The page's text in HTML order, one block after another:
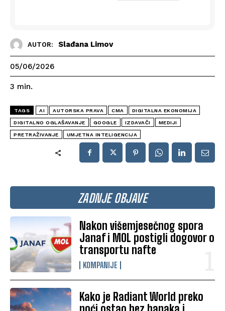
ZADNJE OBJAVE
Nakon višemjesečnog spora
Janaf i MOL postigli dogovor o
transportu nafte
KOMPANIJE
Kako je Radiant World preko
AUTOR: Slađana Limov
05/06/2026
3 min.
TAGS AI AUTORSKA PRAVA CMA DIGITALNA EKONOMIJA
DIGITALNO OGLAŠAVANJE GOOGLE IZDAVAČI MEDIJI
PRETRAŽIVANJE UMJETNA INTELIGENCIJA